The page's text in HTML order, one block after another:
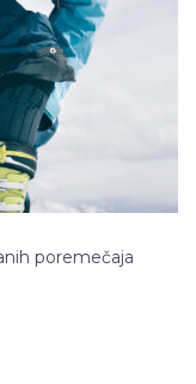
poremečaja